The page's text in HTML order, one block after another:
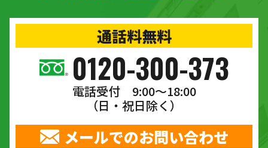
通話料無料
0120-300-373
電話受付 9:00〜18:00
（日・祝日除く）
メールでのお問い合わせ